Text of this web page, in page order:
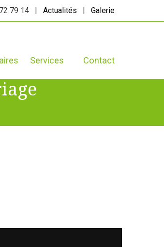
79 14 | Actualités | Galerie
Services Contact